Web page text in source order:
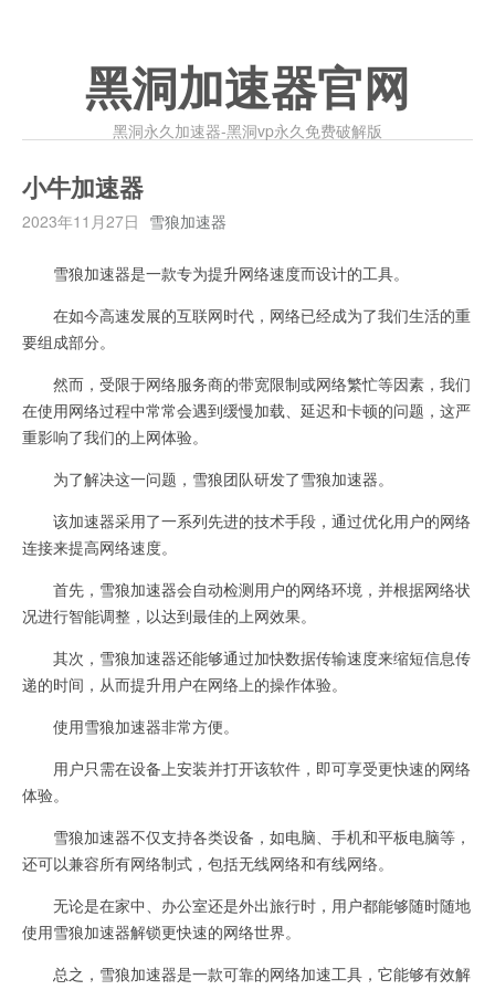
黑洞加速器官网
黑洞永久加速器-黑洞vp永久免费破解版
小牛加速器
2023年11月27日 雪狼加速器
雪狼加速器是一款专为提升网络速度而设计的工具。
在如今高速发展的互联网时代，网络已经成为了我们生活的重
要组成部分。
然而，受限于网络服务商的带宽限制或网络繁忙等因素，我们
在使用网络过程中常常会遇到缓慢加载、延迟和卡顿的问题，这严
重影响了我们的上网体验。
为了解决这一问题，雪狼团队研发了雪狼加速器。
该加速器采用了一系列先进的技术手段，通过优化用户的网络
连接来提高网络速度。
首先，雪狼加速器会自动检测用户的网络环境，并根据网络状
况进行智能调整，以达到最佳的上网效果。
其次，雪狼加速器还能够通过加快数据传输速度来缩短信息传
递的时间，从而提升用户在网络上的操作体验。
使用雪狼加速器非常方便。
用户只需在设备上安装并打开该软件，即可享受更快速的网络
体验。
雪狼加速器不仅支持各类设备，如电脑、手机和平板电脑等，
还可以兼容所有网络制式，包括无线网络和有线网络。
无论是在家中、办公室还是外出旅行时，用户都能够随时随地
使用雪狼加速器解锁更快速的网络世界。
总之，雪狼加速器是一款可靠的网络加速工具，它能够有效解